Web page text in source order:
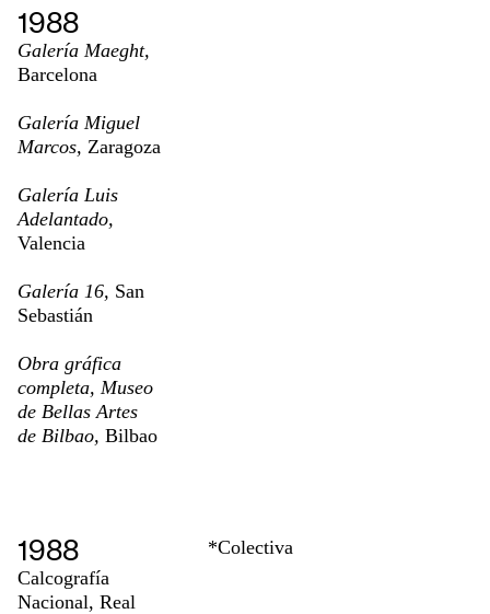
1988
Galería Maeght,
Barcelona
Galería Miguel
Marcos, Zaragoza
Galería Luis
Adelantado,
Valencia
Galería 16, San
Sebastián
Obra gráfica
completa, Museo
de Bellas Artes
de Bilbao, Bilbao
1988
Calcografía
Nacional, Real
*Colectiva